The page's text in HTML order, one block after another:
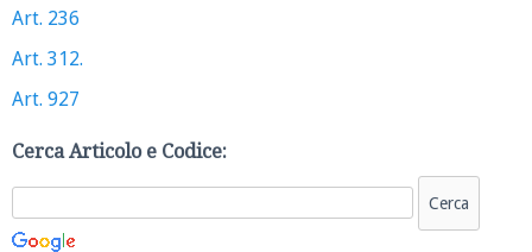
Art. 236
Art. 312.
Art. 927
Cerca Articolo e Codice: